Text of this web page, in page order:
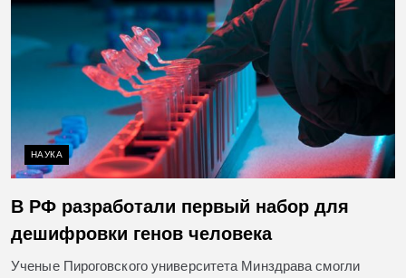
НАУКА
В РФ разработали первый набор для
дешифровки генов человека
Ученые Пироговского университета Минздрава смогли